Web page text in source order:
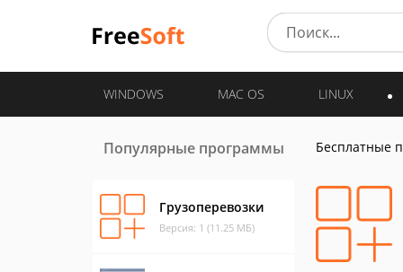
WINDOWS MAC OS LINUX
Популярные программы
Грузоперевозки
Версия: 1 (11.25 МБ)
Бесплатные